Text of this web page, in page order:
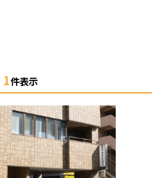
1件表示